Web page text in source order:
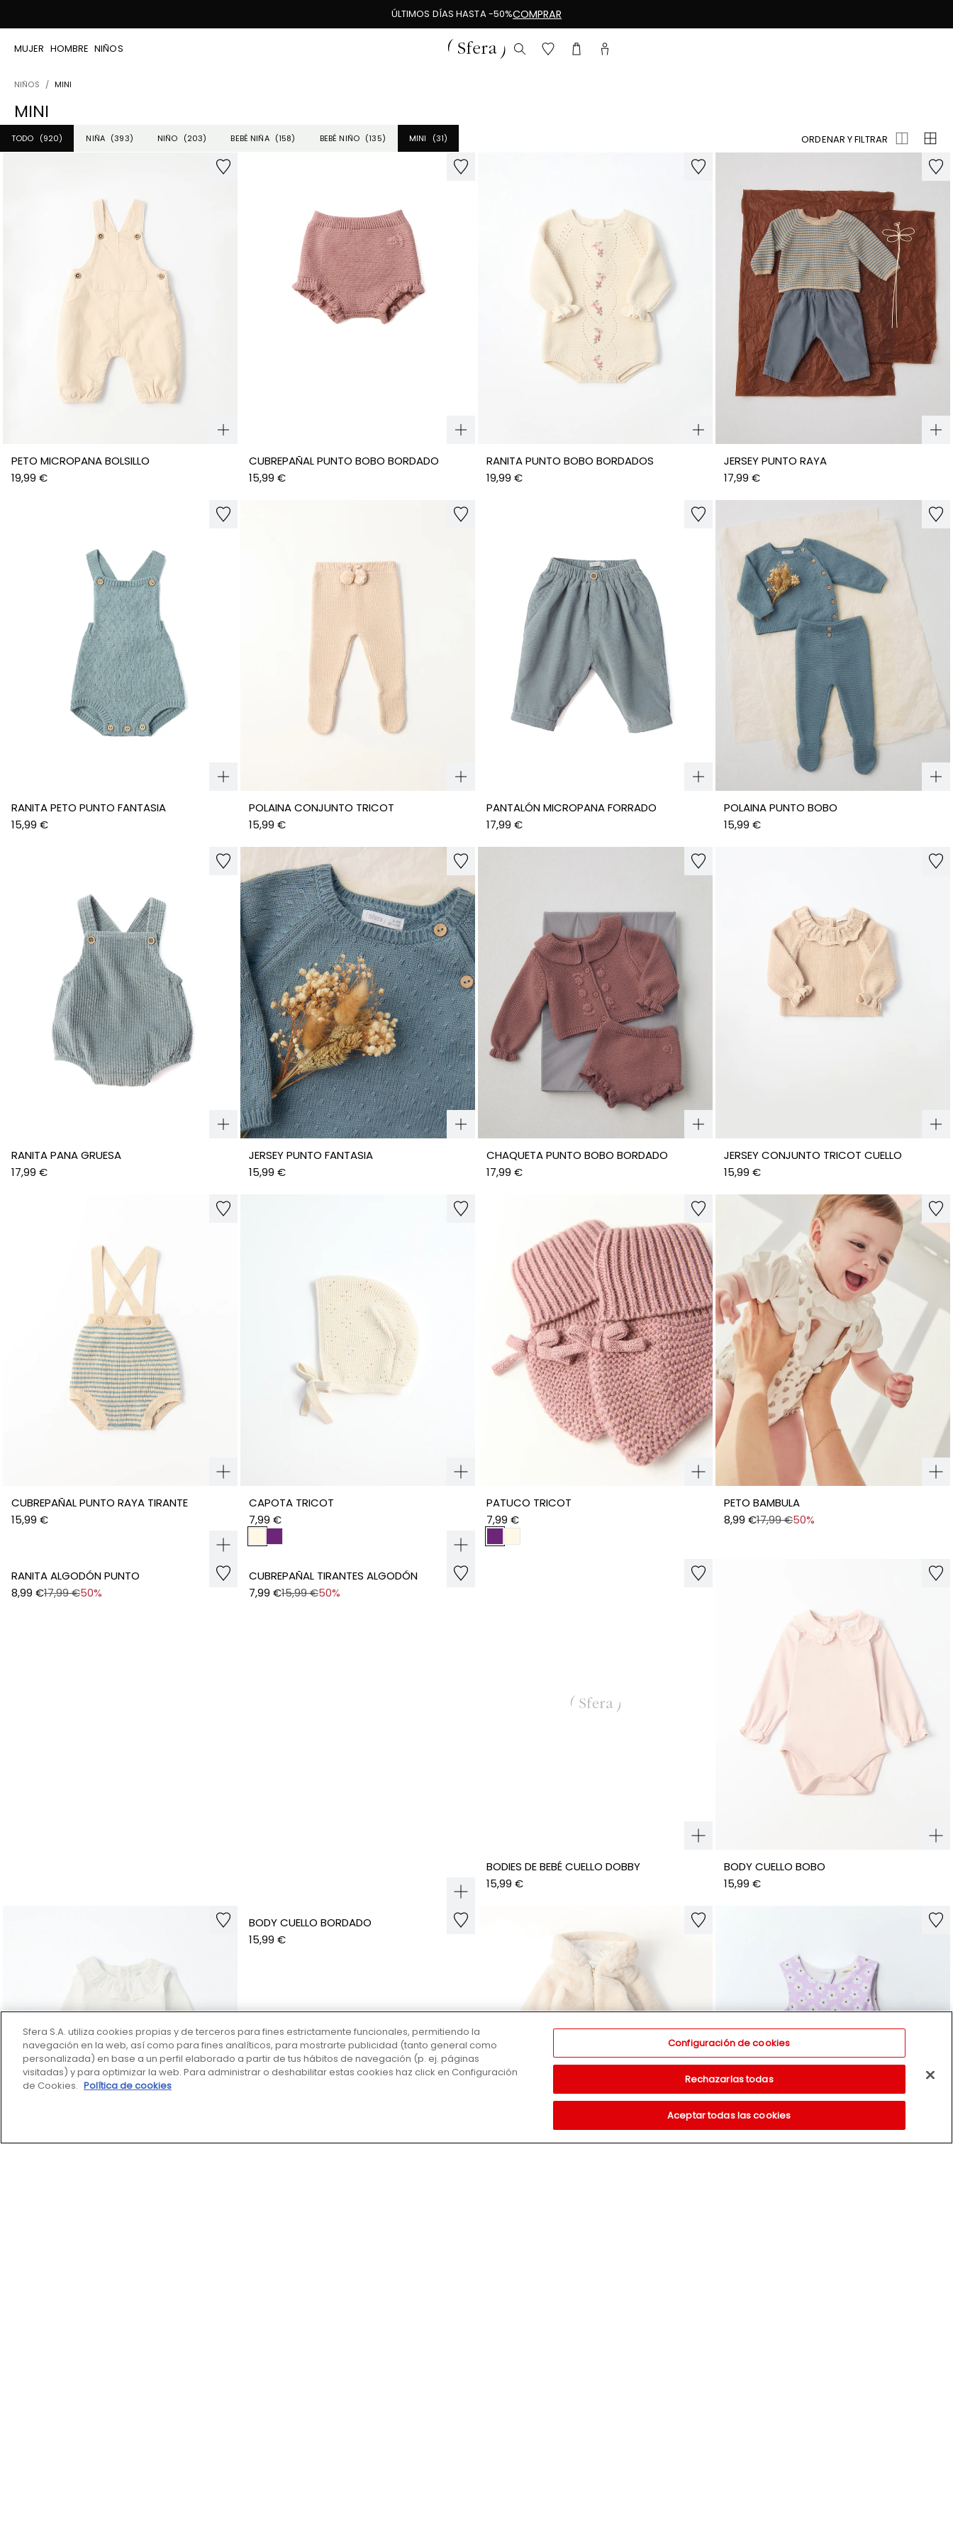
ÚLTIMOS DÍAS HASTA -50%COMPRAR
MUJER HOMBRE NIÑOS
NIÑOS MINI
MINI
TODO (920) NIÑA (393) NIÑO (203) BEBÉ NIÑA (158) BEBÉ NIÑO (135) MINI (31) ORDENAR Y FILTRAR
PETO MICROPANA BOLSILLO
19,99 €
CUBREPAÑAL PUNTO BOBO BORDADO
15,99 €
RANITA PUNTO BOBO BORDADOS
19,99 €
JERSEY PUNTO RAYA
17,99 €
RANITA PETO PUNTO FANTASIA
15,99 €
POLAINA CONJUNTO TRICOT
15,99 €
PANTALÓN MICROPANA FORRADO
17,99 €
POLAINA PUNTO BOBO
15,99 €
RANITA PANA GRUESA
17,99 €
JERSEY PUNTO FANTASIA
15,99 €
CHAQUETA PUNTO BOBO BORDADO
17,99 €
JERSEY CONJUNTO TRICOT CUELLO
15,99 €
CUBREPAÑAL PUNTO RAYA TIRANTE
15,99 €
CAPOTA TRICOT
7,99 €
PATUCO TRICOT
7,99 €
PETO BAMBULA
8,99 €17,99 €50%
BODIES DE BEBÉ CUELLO DOBBY
15,99 €
BODY CUELLO BOBO
15,99 €
Sfera S.A. utiliza cookies propias y de terceros para fines estrictamente funcionales, permitiendo la
navegación en la web, así como para fines analíticos, para mostrarte publicidad (tanto general como
personalizada) en base a un perfil elaborado a partir de tus hábitos de navegación (p. ej. páginas
visitadas) y para optimizar la web. Para administrar o deshabilitar estas cookies haz click en Configuración
de Cookies. Política de cookies
Configuración de cookies
Rechazarlas todas
Aceptar todas las cookies